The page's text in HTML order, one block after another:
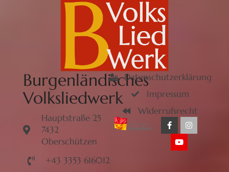
Burgenländisches
Volksliedwerk
Hauptstraße 25
7432
Oberschützen
+43 3353 616012
Datenschutzerklärung
Impressum
Widerrufsrecht